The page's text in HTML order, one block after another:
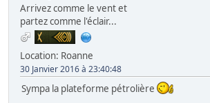
Arrivez comme le vent et
partez comme l'éclair...
Location: Roanne
30 Janvier 2016 à 23:40:48
Sympa la plateforme pétrolière